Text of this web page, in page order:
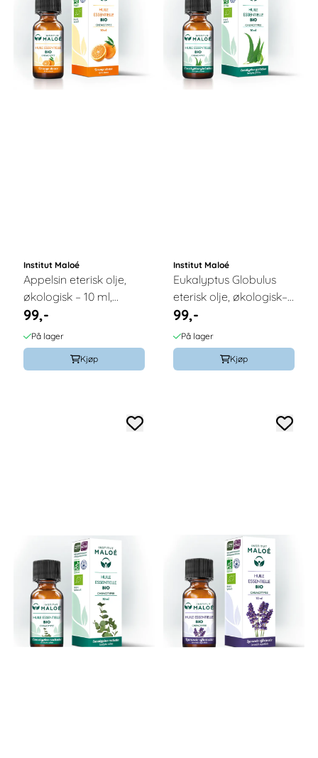
Institut Maloé
Appelsin eterisk olje,
økologisk – 10 ml,
Institut Maloe
99,-
På lager
Kjøp
Institut Maloé
Eukalyptus Globulus
eterisk olje, økologisk–
99,-
På lager
Kjøp